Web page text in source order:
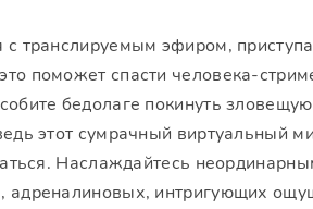
транслируемым эфиром,
поможет спасти человека-
бедолаге покинуть
этот сумрачный виртуальный
Наслаждайтесь
адреналиновых, интригующих